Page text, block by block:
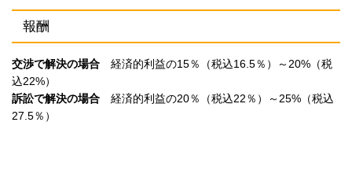
報酬
交渉で解決の場合 経済的利益の15％（税込16.5％）～20%（税
込22%）
訴訟で解決の場合 経済的利益の20％（税込22％）～25%（税込
27.5％）